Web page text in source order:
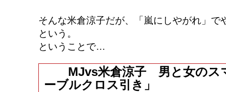
そんな米倉涼子だが、「嵐にしやがれ」で
という。
ということで…
MJvs米倉涼子 男と女のス
ーブルクロス引き」